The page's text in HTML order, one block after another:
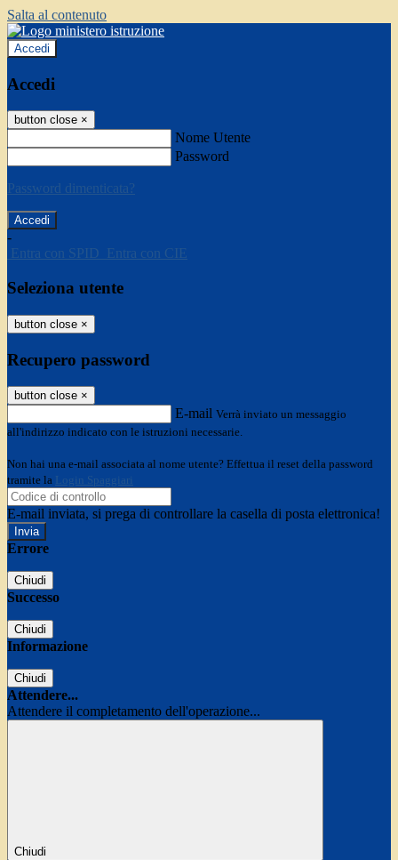
Salta al contenuto
Accedi
Accedi
button close ×
Nome Utente
Password
Password dimenticata?
-
Entra con SPID
Entra con CIE
Seleziona utente
button close ×
Recupero password
button close ×
E-mail Verrà inviato un messaggio
all'indirizzo indicato con le istruzioni necessarie.
Non hai una e-mail associata al nome utente? Effettua il reset della password
tramite la Login Spaggiari
E-mail inviata, si prega di controllare la casella di posta elettronica!
Errore
Chiudi
Successo
Chiudi
Informazione
Chiudi
Attendere...
Attendere il completamento dell'operazione...
Chiudi